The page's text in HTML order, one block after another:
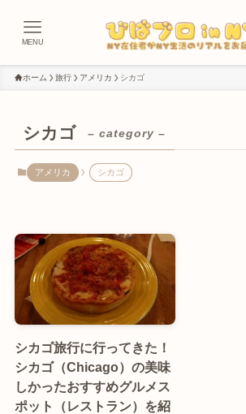
MENU
ホーム 旅行 アメリカ シカゴ
シカゴ – category –
アメリカ シカゴ
シカゴ旅行に行ってきた！
シカゴ（Chicago）の美味
しかったおすすめグルメス
ポット（レストラン）を紹